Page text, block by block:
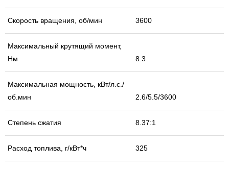
Скорость вращения, об/мин 3600
Максимальный крутящий момент,
Нм
8.3
Максимальная мощность, кВт/л.с./
об.мин
2.6/5.5/3600
Степень сжатия 8.37:1
Расход топлива, г/кВт*ч 325